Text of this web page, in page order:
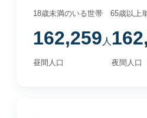
18歳未満のいる世帯 65歳以上
162,259 人
昼間人口 夜間人口